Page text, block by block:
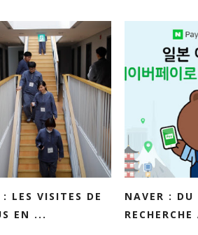
: LES VISITES DE
EN ...
NAVER : DU